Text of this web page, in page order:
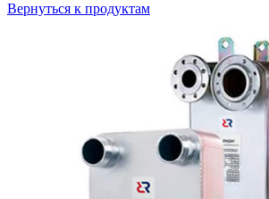
Вернуться к продуктам